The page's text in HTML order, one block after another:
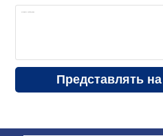
Представлять